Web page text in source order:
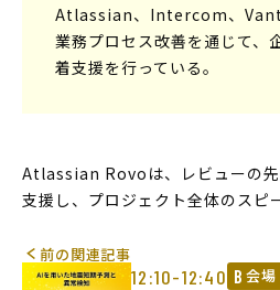
Atlassian、Intercom、
業務プロセス改善を通じて、
着支援を行っている。
Atlassian Rovoは、レビューの
支援し、プロジェクト全体のスピ
12:10-12:40 B 会場
前の関連記事